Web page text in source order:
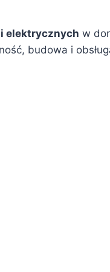
elektrycznych w
budowa i